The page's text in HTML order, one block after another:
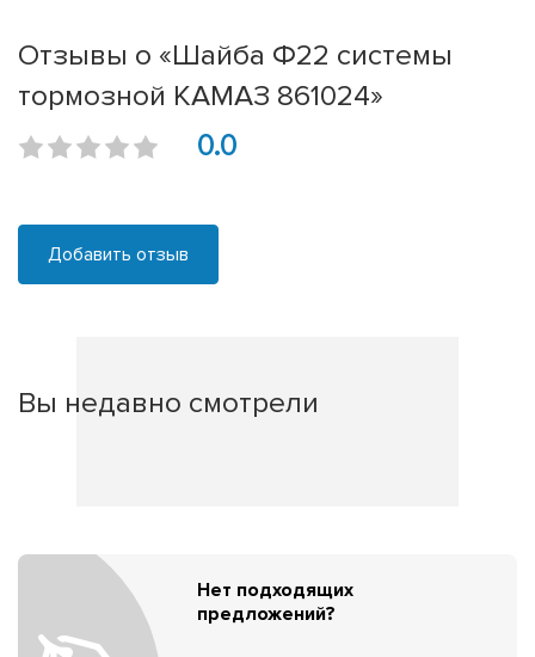
Отзывы о «Шайба Ф22 системы
тормозной КАМАЗ 861024»
0.0
Добавить отзыв
Вы недавно смотрели
Нет подходящих
предложений?